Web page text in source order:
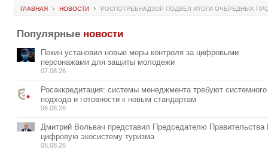
ГЛАВНАЯ НОВОСТИ РОСПОТРЕБНАДЗОР ПОДВЕЛ ИТОГИ ОЧЕРЕДНЫХ
Популярные новости
Пекин установил новые меры контроля за цифровыми
персонажами для защиты молодежи
07.08.26
Росаккредитация: системы менеджмента требуют системного
подхода и готовности к новым стандартам
06.08.26
Дмитрий Вольвач представил Председателю
цифровую экосистему туризма
05.08.26